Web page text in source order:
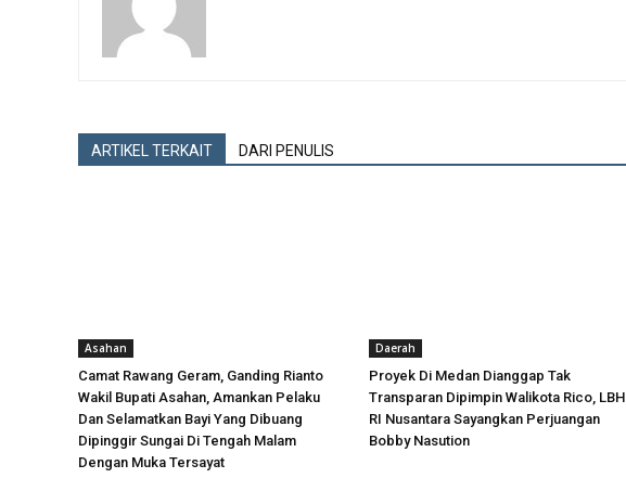
ARTIKEL TERKAIT DARI PENULIS
Asahan
Camat Rawang Geram, Ganding Rianto
Wakil Bupati Asahan, Amankan Pelaku
Dan Selamatkan Bayi Yang Dibuang
Dipinggir Sungai Di Tengah Malam
Dengan Muka Tersayat
Daerah
Proyek Di Medan Dianggap Tak
Transparan Dipimpin Walikota Rico, LBH
RI Nusantara Sayangkan Perjuangan
Bobby Nasution